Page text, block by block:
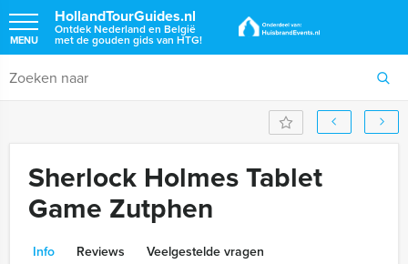
HollandTourGuides.nl
Ontdek Nederland en België
met de gouden gids van HTG!
MENU
Sherlock Holmes Tablet
Game Zutphen
Info Reviews Veelgestelde vragen